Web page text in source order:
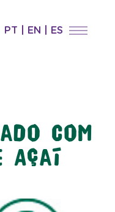
PT EN ES
com
Açaí